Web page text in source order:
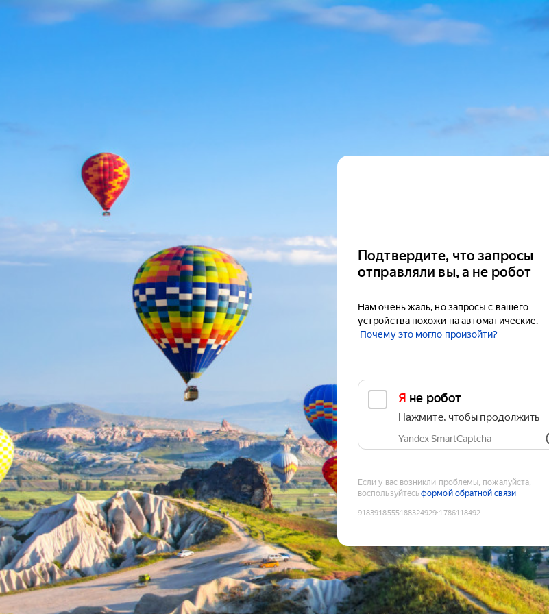
Подтвердите, что запросы
отправляли вы, а не робот
Нам очень жаль, но запросы с вашего
устройства похожи на автоматические.
Почему это могло произойти?
Я не робот
Нажмите, чтобы продолжить
Yandex SmartCaptcha
Если у вас возникли проблемы, пожалуйста,
воспользуйтесьформой обратной связи
9183918555188324929:1786118492